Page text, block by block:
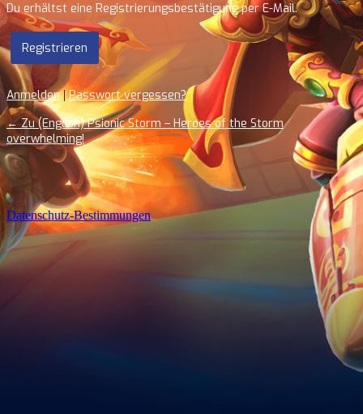
Du erhältst eine Registrierungsbestätigung per E-Mail.
Anmelden|Passwort vergessen?
← Zu (English) Psionic Storm – Heroes of the Storm
overwhelming!
Datenschutz-Bestimmungen